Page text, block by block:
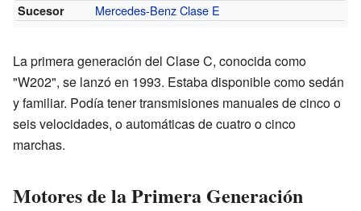
Sucesor Mercedes-Benz Clase E
La primera generación del Clase C, conocida como
"W202", se lanzó en 1993. Estaba disponible como sedán
y familiar. Podía tener transmisiones manuales de cinco o
seis velocidades, o automáticas de cuatro o cinco
marchas.
Motores de la Primera Generación